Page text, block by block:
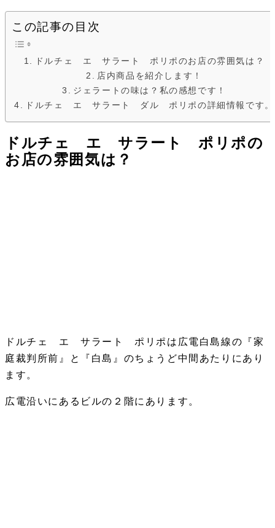
この記事の目次
ドルチェ エ サラート ポリポのお店の雰囲気は？
店内商品を紹介します！
ジェラートの味は？私の感想です！
ドルチェ エ サラート ダル ポリポの詳細情報です。
ドルチェ エ サラート ポリポの
お店の雰囲気は？
ドルチェ エ サラート ポリポは広電白島線の『家
庭裁判所前』と『白島』のちょうど中間あたりにあり
ます。
広電沿いにあるビルの２階にあります。